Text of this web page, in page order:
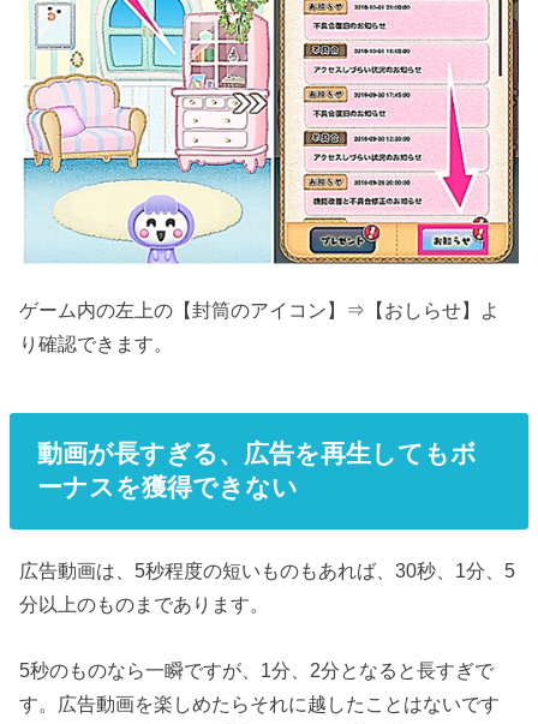
ゲーム内の左上の【封筒のアイコン】⇒【おしらせ】よ
り確認できます。
動画が長すぎる、広告を再生してもボ
ーナスを獲得できない
広告動画は、5秒程度の短いものもあれば、30秒、1分、5
分以上のものまであります。
5秒のものなら一瞬ですが、1分、2分となると長すぎで
す。広告動画を楽しめたらそれに越したことはないです